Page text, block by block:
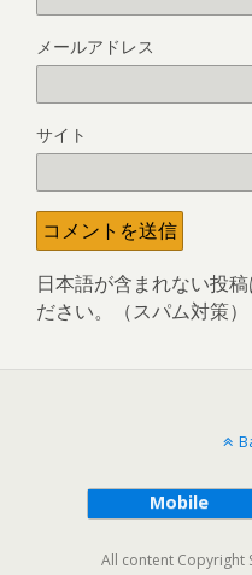
メールアドレス
サイト
日本語が含まれない投
ださい。（スパム対策）
Mobile
All content Copyright